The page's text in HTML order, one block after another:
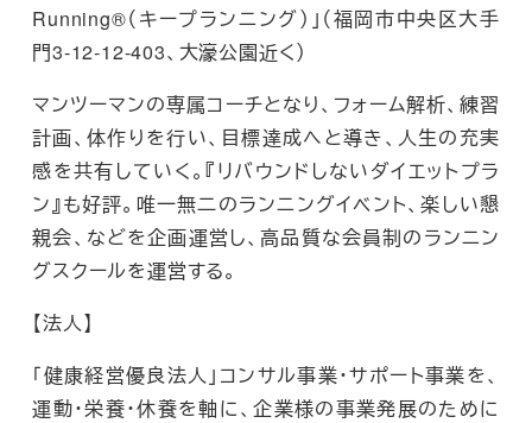
Running®（キープランニング）」（福岡市中央区大手
門3-12-12-403、大濠公園近く）
マンツーマンの専属コーチとなり、フォーム解析、練習
計画、体作りを行い、目標達成へと導き、人生の充実
感を共有していく。『リバウンドしないダイエットプラ
ン』も好評。唯一無二のランニングイベント、楽しい懇
親会、などを企画運営し、高品質な会員制のランニン
グスクールを運営する。
【法人】
「健康経営優良法人」コンサル事業・サポート事業を、
運動・栄養・休養を軸に、企業様の事業発展のために